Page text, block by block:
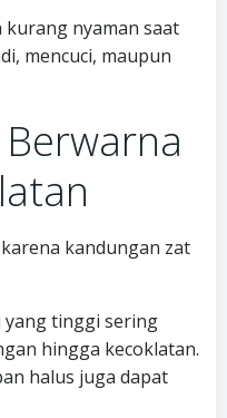
nyaman saat
mencuci, maupun
kandungan zat
yang tinggi sering
hingga kecoklatan.
halus juga dapat